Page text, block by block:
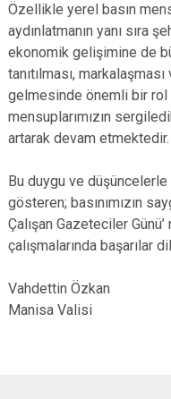
Özellikle yerel basın
aydınlatmanın yanı sıra
ekonomik gelişimine de
tanıtılması,
gelmesinde önemli bir rol
mensuplarımızın
artarak devam etmektedir.
Bu duygu ve
gösteren; basınımızın
Çalışan Gazeteciler
çalışmalarında başarılar
Vahdettin Özkan
Manisa Valisi